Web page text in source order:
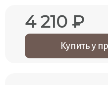
4 210 ₽
Купить у